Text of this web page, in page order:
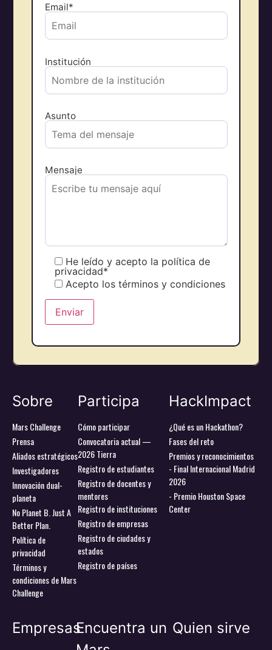
Sobre
Mars Challenge
Prensa
Aliados estratégicos
Investigadores
Innovación dual-
planeta
No Planet B. Just A
Better Plan.
Política de
privacidad
Términos y
condiciones de Mars
Challenge
Participa
Cómo participar
Convocatoria actual —
2026 Tierra
Registro de estudiantes
Registro de docentes y
mentores
Registro de instituciones
Registro de empresas
Registro de ciudades y
estados
Registro de países
HackImpact
¿Qué es un Hackathon?
Fases del reto
Premios y reconocimientos
- Final Internacional Madrid
2026
- Premio Houston Space
Center
EmpresasEncuentra un Quien sirve
Email*
Institución
Asunto
Mensaje
He leído y acepto la política de
privacidad*
Acepto los términos y condiciones